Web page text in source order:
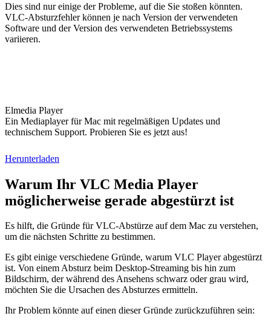
Dies sind nur einige der Probleme, auf die Sie stoßen könnten.
VLC-Absturzfehler können je nach Version der verwendeten
Software und der Version des verwendeten Betriebssystems
variieren.
Elmedia Player
Ein Mediaplayer für Mac mit regelmäßigen Updates und
technischem Support. Probieren Sie es jetzt aus!
Herunterladen
Warum Ihr VLC Media Player
möglicherweise gerade abgestürzt ist
Es hilft, die Gründe für VLC-Abstürze auf dem Mac zu verstehen,
um die nächsten Schritte zu bestimmen.
Es gibt einige verschiedene Gründe, warum VLC Player abgestürzt
ist. Von einem Absturz beim Desktop-Streaming bis hin zum
Bildschirm, der während des Ansehens schwarz oder grau wird,
möchten Sie die Ursachen des Absturzes ermitteln.
Ihr Problem könnte auf einen dieser Gründe zurückzuführen sein: